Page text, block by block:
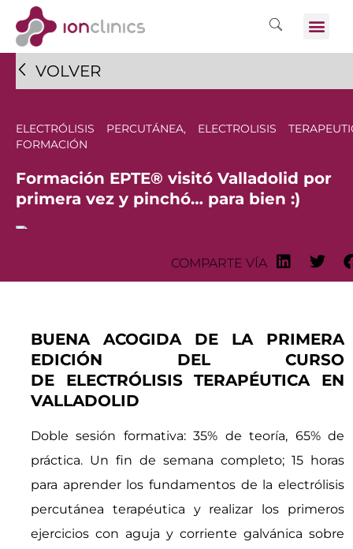
VOLVER
ELECTRÓLISIS PERCUTÁNEA, ELECTROLISIS
FORMACIÓN
Formación EPTE® visitó Valladolid por
primera vez y pinchó… para bien :)
COMPARTE VÍA
BUENA ACOGIDA DE LA PRIMERA
EDICIÓN DEL CURSO
DE ELECTRÓLISIS TERAPÉUTICA EN
VALLADOLID
Doble sesión formativa: 35% de teoría, 65% de
práctica. Un fin de semana completo; 15 horas
para aprender los fundamentos de la electrólisis
percutánea terapéutica y realizar los primeros
ejercicios con aguja y corriente galvánica sobre